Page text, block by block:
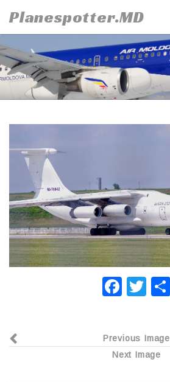
to
content
Planespotter.MD
F
e
b
T
er
Previous Image
Next Image